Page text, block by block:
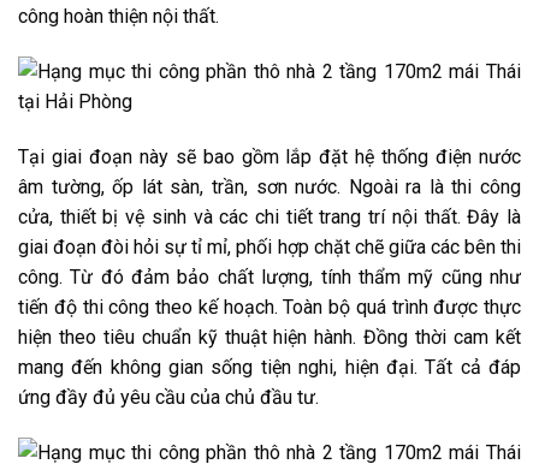
công hoàn thiện nội thất.
Tại giai đoạn này sẽ bao gồm lắp đặt hệ thống điện nước
âm tường, ốp lát sàn, trần, sơn nước. Ngoài ra là thi công
cửa, thiết bị vệ sinh và các chi tiết trang trí nội thất. Đây là
giai đoạn đòi hỏi sự tỉ mỉ, phối hợp chặt chẽ giữa các bên thi
công. Từ đó đảm bảo chất lượng, tính thẩm mỹ cũng như
tiến độ thi công theo kế hoạch. Toàn bộ quá trình được thực
hiện theo tiêu chuẩn kỹ thuật hiện hành. Đồng thời cam kết
mang đến không gian sống tiện nghi, hiện đại. Tất cả đáp
ứng đầy đủ yêu cầu của chủ đầu tư.